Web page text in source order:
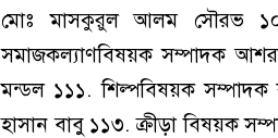
মোঃ মাসকুরুল আলম সৌরভ
সমাজকল্যাণবিষয়ক সম্পাদক
মন্ডল ১১১. শিল্পবিষয়ক
হাসান বাবু ১১৩. ক্রীড়া বিষয়ক